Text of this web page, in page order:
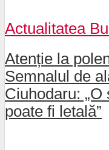
Actualitatea
Atenție la
Semnalul de
Ciuhodaru:
poate fi letală”